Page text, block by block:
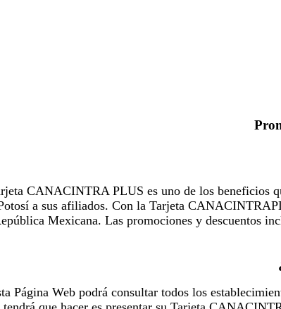
CANACINTRA PLUS es uno de los beneficios
a sus afiliados. Con la Tarjeta
Mexicana. Las promociones y descuentos
Página Web podrá consultar todos los